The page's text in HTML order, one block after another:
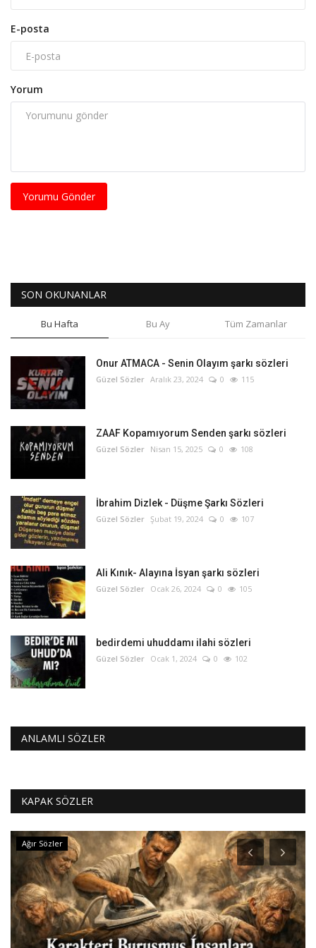
E-posta
Yorum
Yorumu Gönder
SON OKUNANLAR
Bu Hafta Bu Ay Tüm Zamanlar
Onur ATMACA - Senin Olayım şarkı sözleri
Güzel Sözler Aralık 23, 2024 0 115
ZAAF Kopamıyorum Senden şarkı sözleri
Güzel Sözler Nisan 15, 2025 0 108
İbrahim Dizlek - Düşme Şarkı Sözleri
Güzel Sözler Şubat 19, 2024 0 107
Ali Kınık- Alayına İsyan şarkı sözleri
Güzel Sözler Ocak 26, 2024 0 105
bedirdemi uhuddamı ilahi sözleri
Güzel Sözler Ocak 1, 2024 0 102
ANLAMLI SÖZLER
KAPAK SÖZLER
Günaydın Mesajları